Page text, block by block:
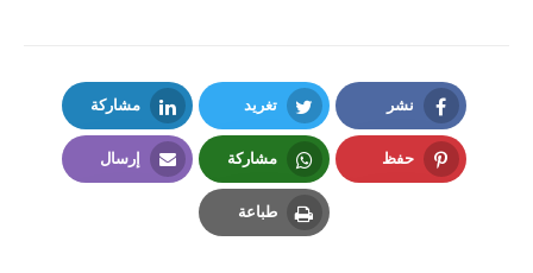
نشر
Facebook
تغريد
Twitter
مشاركة
LinkedIn
حفظ مشاركة
Whatsapp
إرسال
طباعة